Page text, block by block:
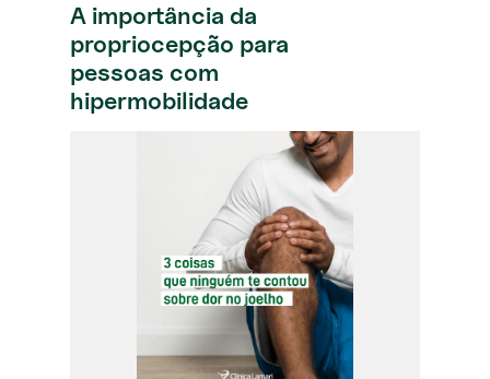
A importância da
propriocepção para
pessoas com
hipermobilidade